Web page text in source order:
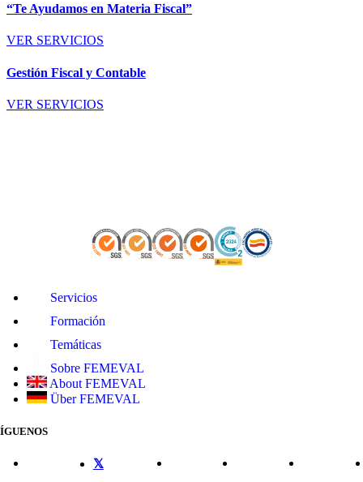
“Te Ayudamos en Materia Fiscal”
VER SERVICIOS
Gestión Fiscal y Contable
VER SERVICIOS
Servicios
Formación
Temáticas
Sobre FEMEVAL
About FEMEVAL
Über FEMEVAL